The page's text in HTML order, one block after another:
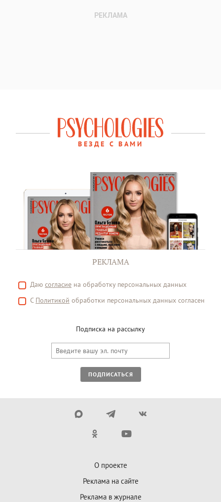
ВЕЗДЕ С ВАМИ
РЕКЛАМА
Даю согласие на обработку персональных данных
С Политикой обработки персональных данных согласен
Подписка на рассылку
ПОДПИСАТЬСЯ
О проекте
Реклама на сайте
Реклама в журнале